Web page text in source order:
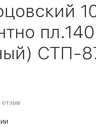
СТП-
отзыв